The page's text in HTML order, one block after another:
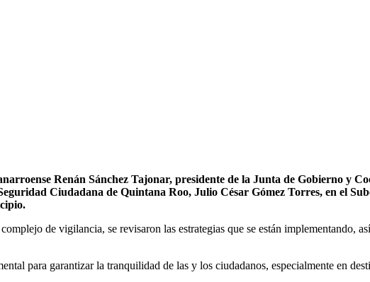
Renán Sánchez Tajonar, presidente de la Junta de Gobierno y
Ciudadana de Quintana Roo, Julio César Gómez Torres, en el
de vigilancia, se revisaron las estrategias que se están implementando,
para garantizar la tranquilidad de las y los ciudadanos, especialmente en